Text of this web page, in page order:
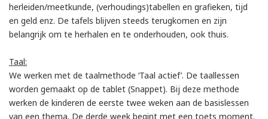
herleiden/meetkunde, (verhoudings)tabellen en grafieken, tijd
en geld enz. De tafels blijven steeds terugkomen en zijn
belangrijk om te herhalen en te onderhouden, ook thuis.
Taal:
We werken met de taalmethode ‘Taal actief’. De taallessen
worden gemaakt op de tablet (Snappet). Bij deze methode
werken de kinderen de eerste twee weken aan de basislessen
van een thema. De derde week begint met een toets moment.